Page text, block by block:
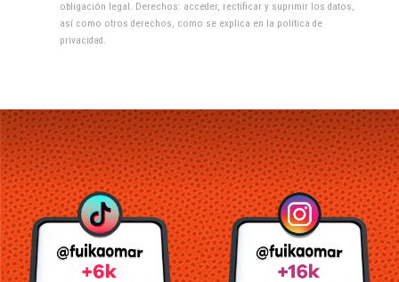
obligación legal. Derechos: acceder, rectificar y suprimir los datos,
así como otros derechos, como se explica en la política de
privacidad .